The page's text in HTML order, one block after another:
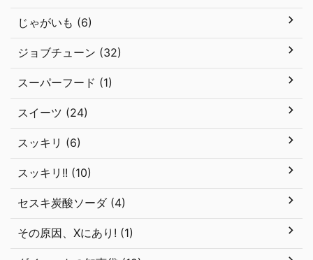
じゃがいも (6)
ジョブチューン (32)
スーパーフード (1)
スイーツ (24)
スッキリ (6)
スッキリ!! (10)
セスキ炭酸ソーダ (4)
その原因、Xにあり! (1)